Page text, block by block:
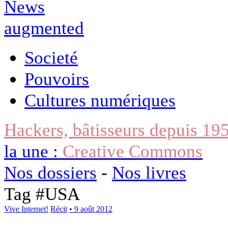
Societé
Pouvoirs
Cultures numériques
Hackers, bâtisseurs depuis
la une : Creative Commons
Nos dossiers - Nos livres
Tag #USA
Vive Internet! Récit • 9 août 2012